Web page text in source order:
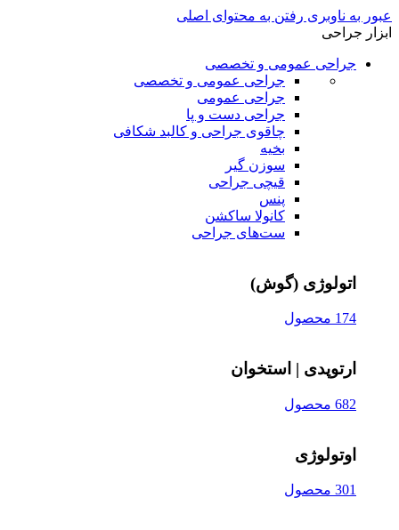
عبور به ناوبری رفتن به محتوای اصلی
ابزار جراحی
جراحی عمومی و تخصصی
جراحی عمومی و تخصصی
جراحی عمومی
جراحی دست و پا
چاقوی جراحی و کالبد شکافی
بخیه
سوزن‌ گیر
قیچی‌ جراحی
پنس
کانولا ساکشن
ست‌های جراحی
اتولوژی (گوش)
174 محصول
ارتوپدی | استخوان
682 محصول
اوتولوژی
301 محصول